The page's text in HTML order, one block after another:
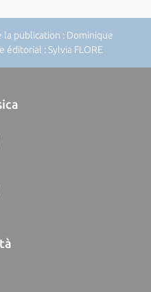
publication : Dominique
: Sylvia FLORE